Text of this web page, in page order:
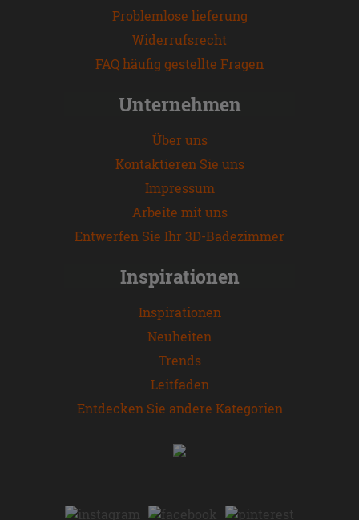
Problemlose lieferung
Widerrufsrecht
FAQ häufig gestellte Fragen
Unternehmen
Über uns
Kontaktieren Sie uns
Impressum
Arbeite mit uns
Entwerfen Sie Ihr 3D-Badezimmer
Inspirationen
Inspirationen
Neuheiten
Trends
Leitfaden
Entdecken Sie andere Kategorien